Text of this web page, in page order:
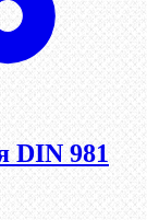
DIN 981